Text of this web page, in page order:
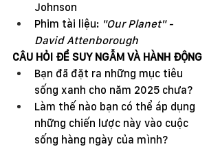
Johnson
Phim tài liệu: "Our Planet" -
David Attenborough
CÂU HỎI ĐỂ SUY NGẪM VÀ HÀNH ĐỘNG
Bạn đã đặt ra những mục tiêu
sống xanh cho năm 2025 chưa?
Làm thế nào bạn có thể áp dụng
những chiến lược này vào cuộc
sống hàng ngày của mình?